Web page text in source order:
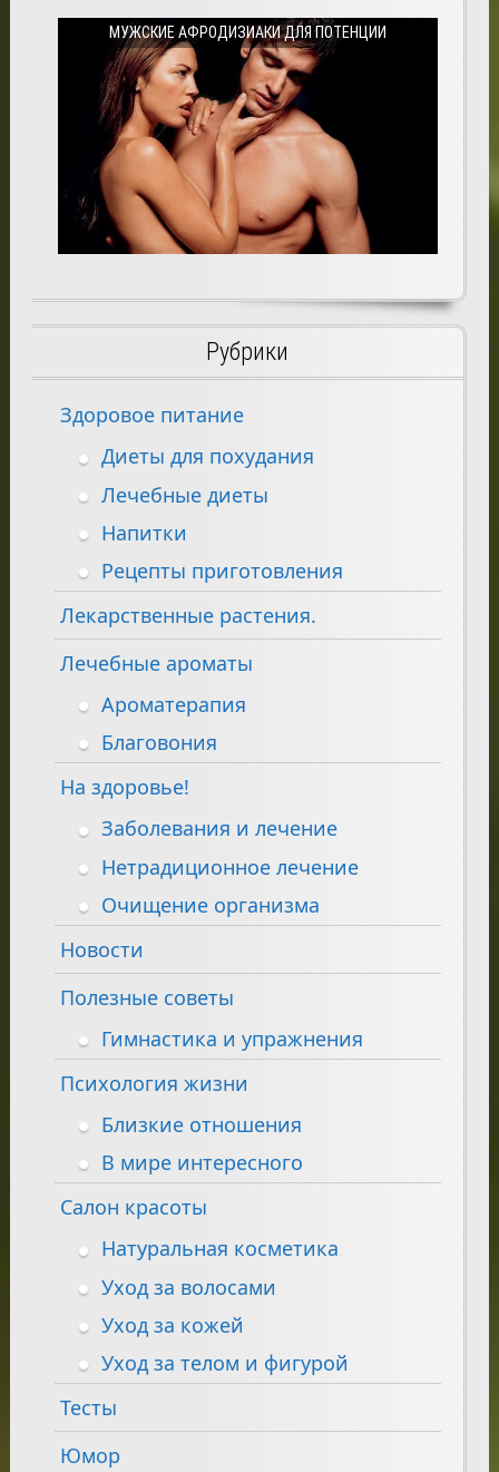
МУЖСКИЕ АФРОДИЗИАКИ ДЛЯ ПОТЕНЦИИ
Рубрики
Здоровое питание
Диеты для похудания
Лечебные диеты
Напитки
Рецепты приготовления
Лекарственные растения.
Лечебные ароматы
Ароматерапия
Благовония
На здоровье!
Заболевания и лечение
Нетрадиционное лечение
Очищение организма
Новости
Полезные советы
Гимнастика и упражнения
Психология жизни
Близкие отношения
В мире интересного
Салон красоты
Натуральная косметика
Уход за волосами
Уход за кожей
Уход за телом и фигурой
Тесты
Юмор